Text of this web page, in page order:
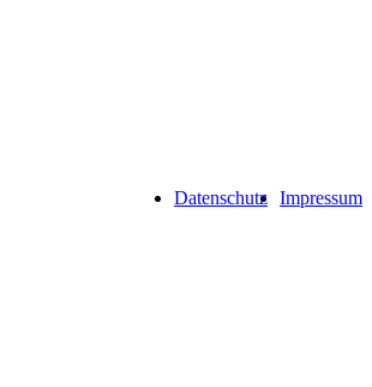
Impressum
Datenschutz